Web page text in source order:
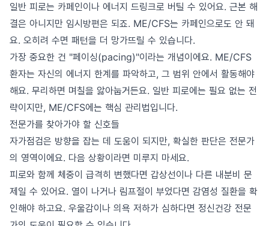
일반 피로는 카페인이나 에너지 드링크로 버틸 수 있어요. 근본 해
결은 아니지만 임시방편은 되죠. ME/CFS는 카페인으로도 안 돼
요. 오히려 수면 패턴을 더 망가뜨릴 수 있습니다.
가장 중요한 건 "페이싱(pacing)"이라는 개념이에요. ME/CFS
환자는 자신의 에너지 한계를 파악하고, 그 범위 안에서 활동해야
해요. 무리하면 며칠을 앓아눕거든요. 일반 피로에는 필요 없는 전
략이지만, ME/CFS에는 핵심 관리법입니다.
전문가를 찾아가야 할 신호들
자가점검은 방향을 잡는 데 도움이 되지만, 확실한 판단은 전문가
의 영역이에요. 다음 상황이라면 미루지 마세요.
피로와 함께 체중이 급격히 변했다면 갑상선이나 다른 내분비 문
제일 수 있어요. 열이 나거나 림프절이 부었다면 감염성 질환을 확
인해야 하고요. 우울감이나 의욕 저하가 심하다면 정신건강 전문